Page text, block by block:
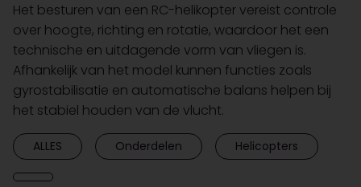
Het besturen van een RC-helikopter vereist controle
over hoogte, richting en rotatie, waardoor het een
technische en uitdagende vorm van vliegen is.
Afhankelijk van het model kunnen functies zoals
gyrostabilisatie en automatische balans helpen bij
het stabiel houden van de vlucht.
ALLES Onderdelen Helicopters